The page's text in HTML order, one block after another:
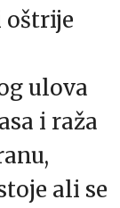
oštrije
ulova
i raža
ali se